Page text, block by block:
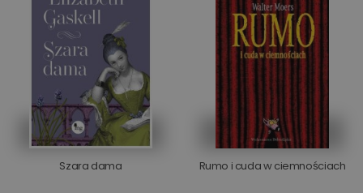
Szara dama Rumo i cuda w ciemnościach